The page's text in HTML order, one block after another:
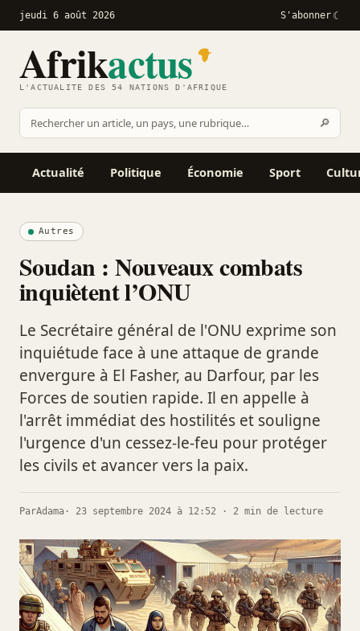
jeudi 6 août 2026 S'abonner
Afrikactus
L'ACTUALITÉ DES 54 NATIONS D'AFRIQUE
Rechercher
sur
Afrikactus
🔎
Actualité Politique Économie Sport
Autres
Soudan : Nouveaux combats
inquiètent l’ONU
Le Secrétaire général de l'ONU exprime son
inquiétude face à une attaque de grande
envergure à El Fasher, au Darfour, par les
Forces de soutien rapide. Il en appelle à
l'arrêt immédiat des hostilités et souligne
l'urgence d'un cessez-le-feu pour protéger
les civils et avancer vers la paix.
ParAdama · 23 septembre 2024 à 12:52 · 2 min de lecture